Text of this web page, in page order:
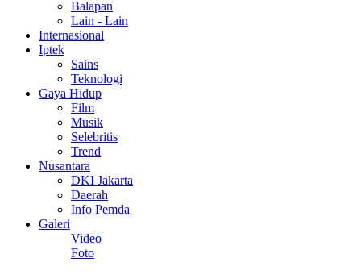
Balapan
Lain - Lain
Internasional
Iptek
Sains
Teknologi
Gaya Hidup
Film
Musik
Selebritis
Trend
Nusantara
DKI Jakarta
Daerah
Info Pemda
Galeri
Video
Foto